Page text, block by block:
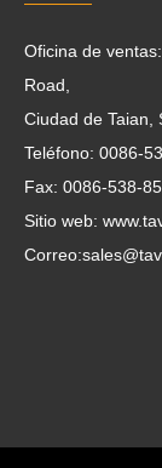
Oficina de
Road,
Ciudad de Taian,
Teléfono: 0086-
Fax: 0086-538-
Sitio web:
Correo: